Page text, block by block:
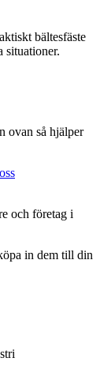
bältesfäste
situationer.
ovan så hjälper
och företag i
in dem till din